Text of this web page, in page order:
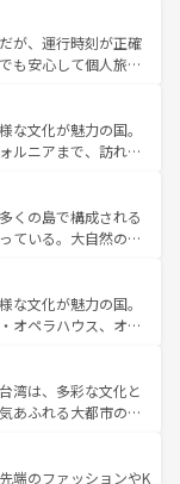
異なる文化を体験で
ス情報はコンテンツ一覧
、新着の
てほしい。
優雅なアフタヌーン
国パブ、サッカー観
豊富。イギリスを旅
が、運行時刻が正確
も安心して個人旅行
らではのユニークな
く町歩きも満喫する
物価も高いが、旅行
る。 なお、新
参照してほしい。
な文化が魅力の国。
ルニアまで、訪れる
ング、エンターテイ
だ。一方、アメリカ
ャニオンやイエロー
食が融合した独特の
域で異なる魅力を楽
を感じることができ
い。
くの島で構成される
ている。大自然の神
光地といえばオアフ
イ島やカウアイ島が
海をはじめ、豊かな
えてくれるハワイの
イアンミュージッ
がハワイの魅力を彩
な文化が魅力の国。
オペラハウス、オー
ルル（エアーズロッ
アンズの熱帯雨林な
ェやワイン、オージ
、サーフィンやダイ
好きにはたまらな
湾は、多彩な文化と
あふれる大都市の台
など、都市の喧騒
る人に新しい発見と
端のファッションやK